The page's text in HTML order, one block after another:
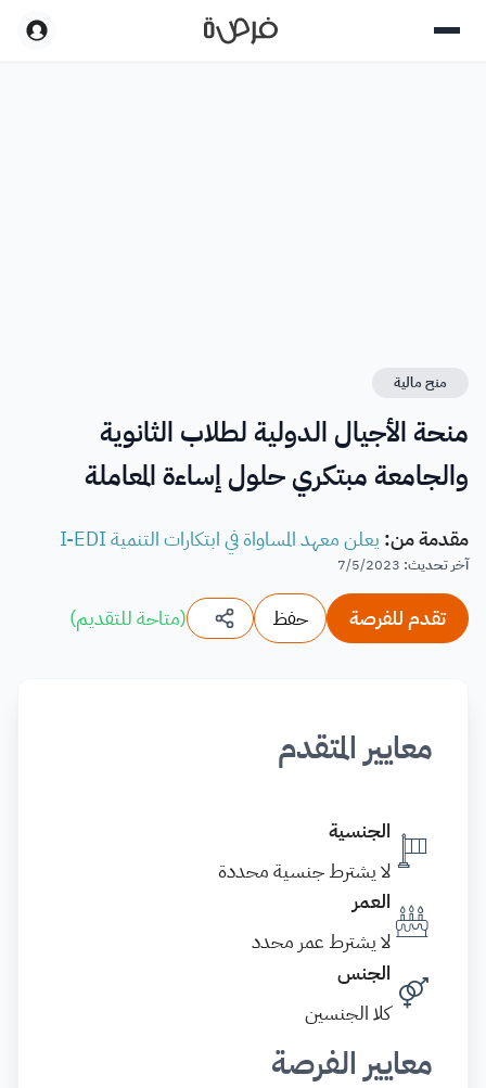
منح مالية
منحة الأجيال الدولية لطلاب الثانوية
والجامعة مبتكري حلول إساءة المعاملة
مقدمة من: يعلن معهد المساواة في ابتكارات التنمية I-EDI
آخر تحديث:
7/5/2023
تقدم للفرصة حفظ (متاحة للتقديم)
معايير المتقدم
الجنسية
لا يشترط جنسية محددة
العمر
لا يشترط عمر محدد
الجنس
كلا الجنسين
معايير الفرصة